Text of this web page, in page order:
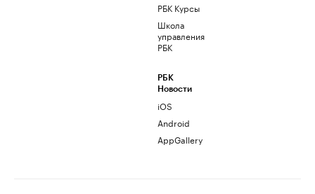
РБК Курсы
Школа
управления
РБК
РБК
Новости
iOS
Android
AppGallery